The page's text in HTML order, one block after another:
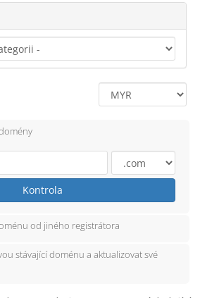
Kontrola
od jiného registrátora
stávající doménu a aktualizovat své